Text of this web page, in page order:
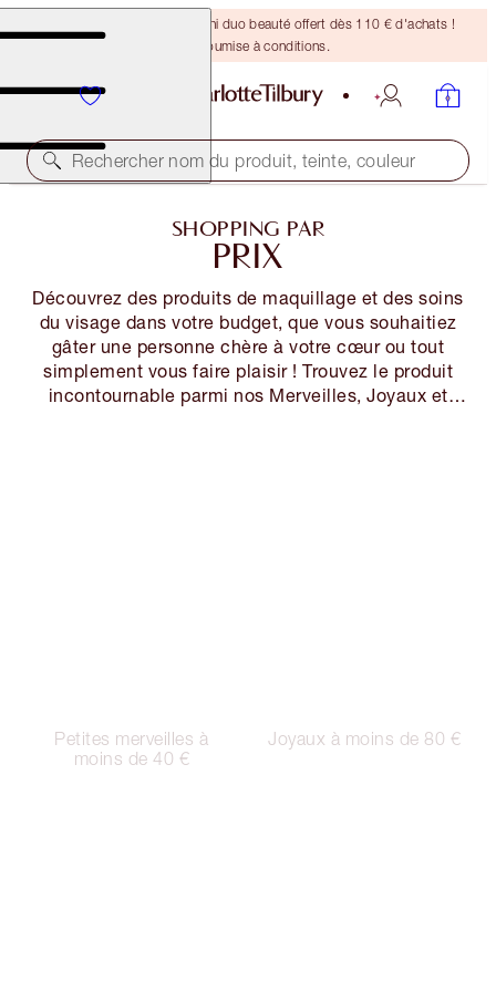
DERNIÈRE CHANCE ! Un mini duo beauté offert dès 110 € d'achats !
Offre soumise à conditions.
Rechercher nom du produit, teinte, couleur
SHOPPING PAR
PRIX
Découvrez des produits de maquillage et des soins
du visage dans votre budget, que vous souhaitiez
gâter une personne chère à votre cœur ou tout
simplement vous faire plaisir ! Trouvez le produit
incontournable parmi nos Merveilles, Joyaux et
Petites merveilles à
moins de 40 €
Joyaux à moins de 80 €